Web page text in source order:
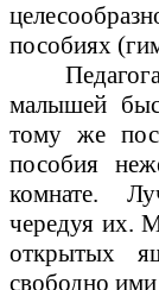
пособиях
малышей
тому же
пособия
комнате.
чередуя их.
открытых
свободно ими